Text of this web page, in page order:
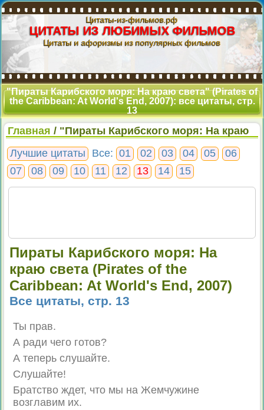
Цитаты-из-фильмов.рф
ЦИТАТЫ ИЗ ЛЮБИМЫХ ФИЛЬМОВ
Цитаты и афоризмы из популярных фильмов
"Пираты Карибского моря: На краю света" (Pirates of
the Caribbean: At World's End, 2007): все цитаты, стр.
13
Главная / "Пираты Карибского моря: На краю
света": все цитаты, стр. 13
Лучшие цитаты
Все: 01 02 03 04 05
06
07
08 09 10 11 12 13 14 15
Пираты Карибского моря: На
краю света (Pirates of the
Caribbean: At World's End, 2007)
Все цитаты, стр. 13
Ты прав.
А ради чего готов?
А теперь слушайте.
Слушайте!
Братство ждет, что мы на Жемчужине
возглавим их.